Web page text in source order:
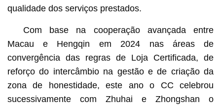
qualidade dos serviços prestados.
Com base na cooperação avançada entre
Macau e Hengqin em 2024 nas áreas de
convergência das regras de Loja Certificada, de
reforço do intercâmbio na gestão e de criação da
zona de honestidade, este ano o CC celebrou
sucessivamente com Zhuhai e Zhongshan o